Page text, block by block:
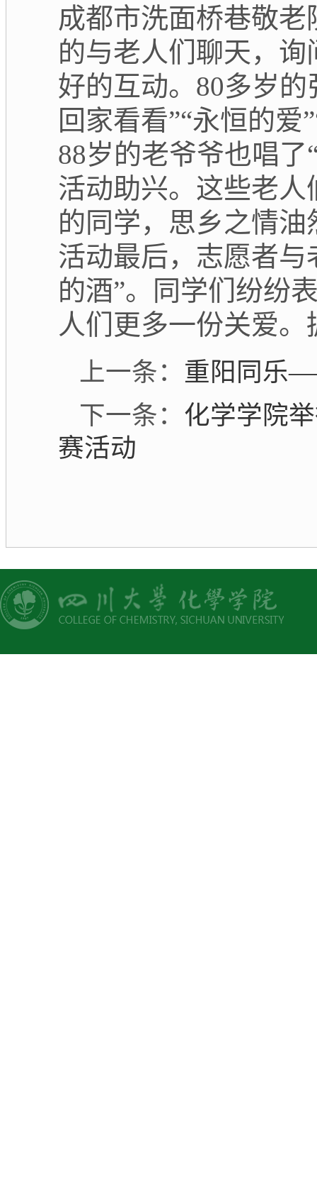
成都市洗面桥巷敬
的与老人们聊天，
好的互动。80多岁
回家看看”“永恒的
88岁的老爷爷也唱了
活动助兴。这些老
的同学，思乡之情
活动最后，志愿者
的酒”。同学们纷纷
人们更多一份关爱
上一条： 重阳同乐
下一条： 化学学院
赛活动